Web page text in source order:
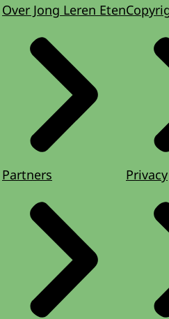
Over Jong Leren Eten
Partners Privacy